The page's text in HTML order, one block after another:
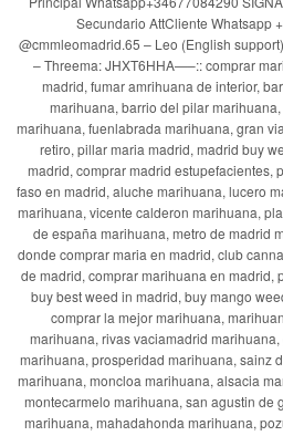
Secundario AttCliente Whatsapp
@cmmleomadrid.65 – Leo (English
– Threema: JHXT6HHA—–:: comprar
madrid, fumar amrihuana de interior,
marihuana, barrio del pilar
marihuana, fuenlabrada marihuana, gran
retiro, pillar maria madrid, madrid buy
madrid, comprar madrid estupefacientes,
faso en madrid, aluche marihuana, lucero
marihuana, vicente calderon marihuana,
de españa marihuana, metro de madrid
donde comprar maria en madrid, club
de madrid, comprar marihuana en madrid,
buy best weed in madrid, buy mango
comprar la mejor marihuana,
marihuana, rivas vaciamadrid
marihuana, prosperidad marihuana, sainz
marihuana, moncloa marihuana, alsacia
montecarmelo marihuana, san agustin de
marihuana, mahadahonda marihuana,